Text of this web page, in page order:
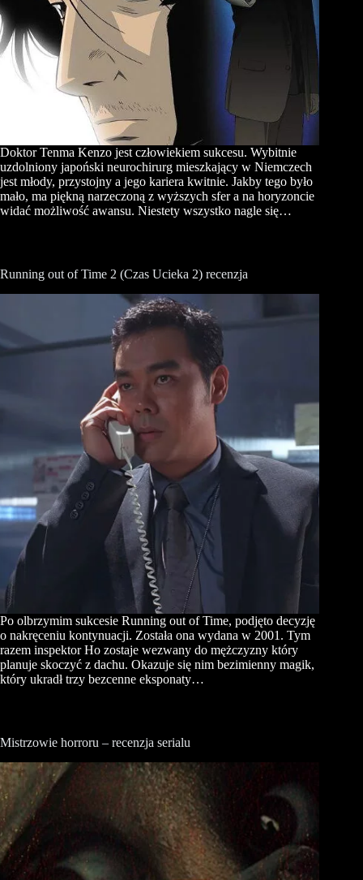
Doktor Tenma Kenzo jest człowiekiem sukcesu. Wybitnie
uzdolniony japoński neurochirurg mieszkający w Niemczech
jest młody, przystojny a jego kariera kwitnie. Jakby tego było
mało, ma piękną narzeczoną z wyższych sfer a na horyzoncie
widać możliwość awansu. Niestety wszystko nagle się…
Running out of Time 2 (Czas Ucieka 2) recenzja
Po olbrzymim sukcesie Running out of Time, podjęto decyzję
o nakręceniu kontynuacji. Została ona wydana w 2001. Tym
razem inspektor Ho zostaje wezwany do mężczyzny który
planuje skoczyć z dachu. Okazuje się nim bezimienny magik,
który ukradł trzy bezcenne eksponaty…
Mistrzowie horroru – recenzja serialu